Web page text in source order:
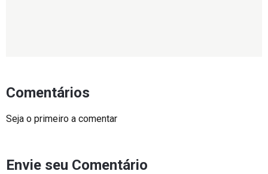
Comentários
Seja o primeiro a comentar
Envie seu Comentário